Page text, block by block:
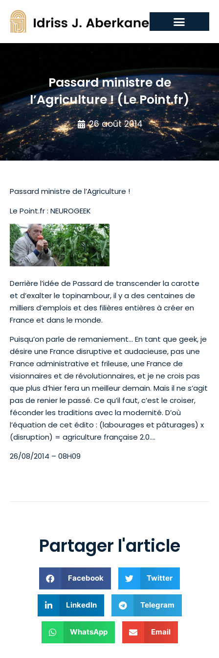
Passard ministre de
l’Agriculture ! (Le Point.fr)
26 août 2014
Passard ministre de l’Agriculture !
Le Point.fr : NEUROGEEK
Derrière l’idée de Passard de transcender la carotte
et d’exalter le topinambour, il y a des centaines de
milliers d’emplois et des filières entières à créer en
France et dans le monde.
Puisqu’on parle de remaniement… En tant que geek, je
désire une France disruptive et audacieuse, pas une
France administrative et frileuse, une France de
visionnaires et de révolutionnaires, et je ne crois pas
que plus d’hier fera un meilleur demain. Mais il ne s’agit
pas de renier le passé. Ce qu’il faut, c’est le croiser,
féconder les traditions avec la modernité. D’où
l’équation de cet édito : (labourages et pâturages) x
(disruption) = agriculture française 2.0….
26/08/2014 – 08H09
Partager l'article
Facebook Twitter
LinkedIn Telegram
WhatsApp Email